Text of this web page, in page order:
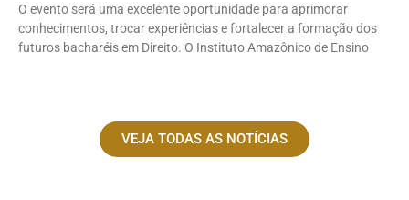
O evento será uma excelente oportunidade para aprimorar
conhecimentos, trocar experiências e fortalecer a formação dos
futuros bacharéis em Direito. O Instituto Amazônico de Ensino
VEJA TODAS AS NOTÍCIAS